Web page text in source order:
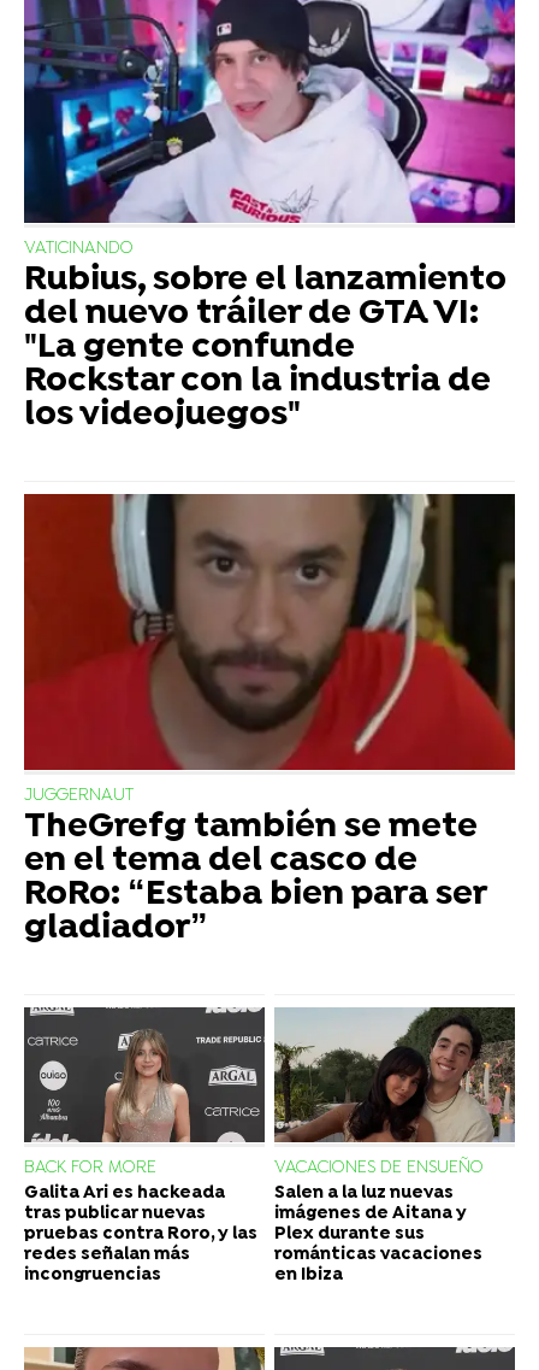
VATICINANDO
Rubius, sobre el lanzamiento
del nuevo tráiler de GTA VI:
"La gente confunde
Rockstar con la industria de
los videojuegos"
JUGGERNAUT
TheGrefg también se mete
en el tema del casco de
RoRo: “Estaba bien para ser
gladiador”
BACK FOR MORE
Galita Ari es hackeada
tras publicar nuevas
pruebas contra Roro, y las
redes señalan más
incongruencias
VACACIONES DE ENSUEÑO
Salen a la luz nuevas
imágenes de Aitana y
Plex durante sus
románticas vacaciones
en Ibiza